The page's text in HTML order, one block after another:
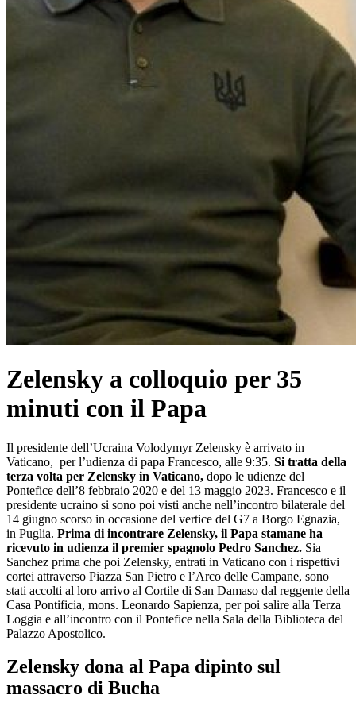
Zelensky a colloquio per 35
minuti con il Papa
Il presidente dell’Ucraina Volodymyr Zelensky è arrivato in
Vaticano, per l’udienza di papa Francesco, alle 9:35. Si tratta della
terza volta per Zelensky in Vaticano, dopo le udienze del
Pontefice dell’8 febbraio 2020 e del 13 maggio 2023. Francesco e il
presidente ucraino si sono poi visti anche nell’incontro bilaterale del
14 giugno scorso in occasione del vertice del G7 a Borgo Egnazia,
in Puglia. Prima di incontrare Zelensky, il Papa stamane ha
ricevuto in udienza il premier spagnolo Pedro Sanchez. Sia
Sanchez prima che poi Zelensky, entrati in Vaticano con i rispettivi
cortei attraverso Piazza San Pietro e l’Arco delle Campane, sono
stati accolti al loro arrivo al Cortile di San Damaso dal reggente della
Casa Pontificia, mons. Leonardo Sapienza, per poi salire alla Terza
Loggia e all’incontro con il Pontefice nella Sala della Biblioteca del
Palazzo Apostolico.
Zelensky dona al Papa dipinto sul
massacro di Bucha